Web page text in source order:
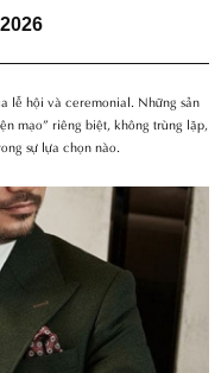
lễ hội và ceremonial. Những sản
mạo” riêng biệt, không trùng lặp,
sự lựa chọn nào.